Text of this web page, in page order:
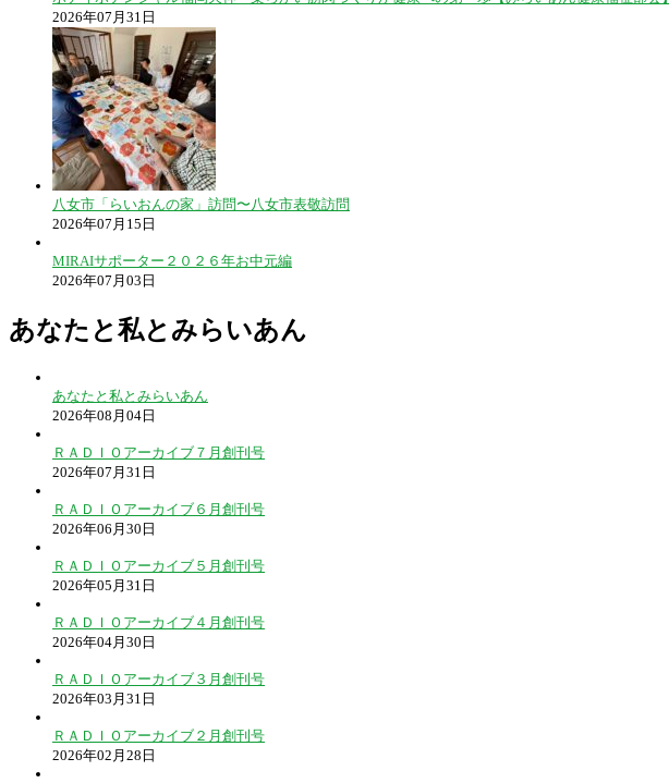
2026年07月31日
八女市「らいおんの家」訪問〜八女市表敬訪問
2026年07月15日
MIRAIサポーター２０２６年お中元編
2026年07月03日
あなたと私とみらいあん
あなたと私とみらいあん
2026年08月04日
ＲＡＤＩＯアーカイブ７月創刊号
2026年07月31日
ＲＡＤＩＯアーカイブ６月創刊号
2026年06月30日
ＲＡＤＩＯアーカイブ５月創刊号
2026年05月31日
ＲＡＤＩＯアーカイブ４月創刊号
2026年04月30日
ＲＡＤＩＯアーカイブ３月創刊号
2026年03月31日
ＲＡＤＩＯアーカイブ２月創刊号
2026年02月28日